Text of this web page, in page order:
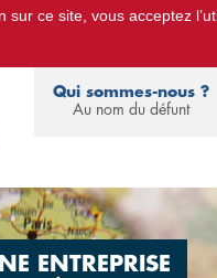
Obsèques :devis
Qui sommes-nous ?
Au nom du défunt
ENTREPRISE
sur ce site, vous acceptez